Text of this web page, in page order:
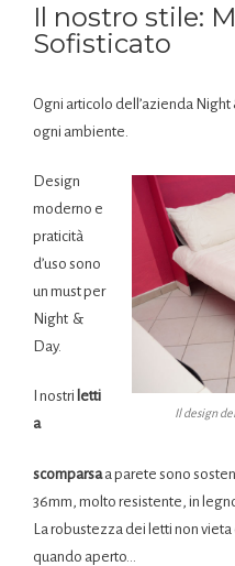
Il nostro stile:
Sofisticato
Ogni articolo dell’azienda
ogni ambiente.
Il design
Design
moderno e
praticità
d’uso sono
un must per
Night &
Day.
I nostri letti
a
scomparsaa parete sono
36mm, molto resistente, in
La robustezza dei letti non
quando aperto…